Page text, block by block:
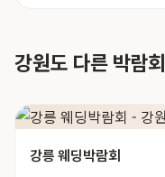
강원도 다른 박람회
강릉 웨딩박람회